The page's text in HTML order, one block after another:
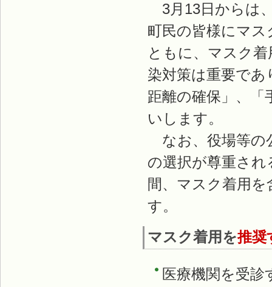
3月13日からは
町民の皆様にマ
ともに、マスク
染対策は重要で
距離の確保」、「
いします。
なお、役場等の
の選択が尊重さ
間、マスク着用
す。
マスク着用を推奨
医療機関を受診